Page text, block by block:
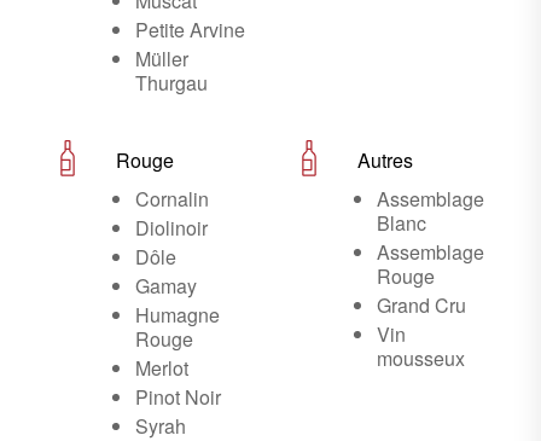
Petite Arvine
Müller
Thurgau
Rouge
Cornalin
Diolinoir
Dôle
Gamay
Humagne
Rouge
Merlot
Pinot Noir
Syrah
Autres
Assemblage
Blanc
Assemblage
Rouge
Grand Cru
Vin
mousseux